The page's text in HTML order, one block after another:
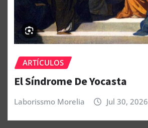
ARTÍCULOS
El Síndrome De Yocasta
Laborissmo Morelia Jul 30, 2026